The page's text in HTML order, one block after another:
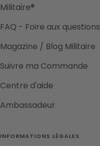
Militaire®
FAQ - Foire aux questions
Magazine / Blog Militaire
Suivre ma Commande
Centre d'aide
Ambassadeur
INFORMATIONS LÉGALES